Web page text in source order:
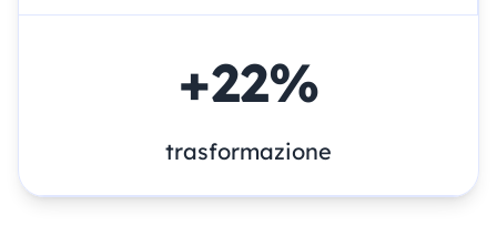
+22%
trasformazione